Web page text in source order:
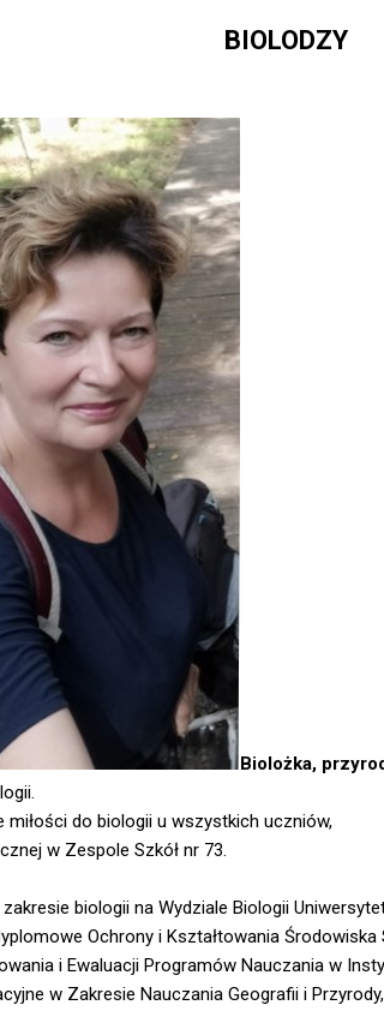
BIOLODZY
Biolożka,
do biologii u wszystkich uczniów,
w Zespole Szkół nr 73.
biologii na Wydziale Biologii
Ochrony i Kształtowania Środowiska
i Ewaluacji Programów Nauczania w
w Zakresie Nauczania Geografii i